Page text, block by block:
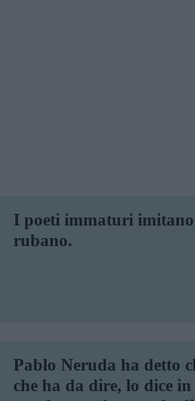
I poeti immaturi
rubano.
Pablo Neruda ha detto
che ha da dire, lo dice in